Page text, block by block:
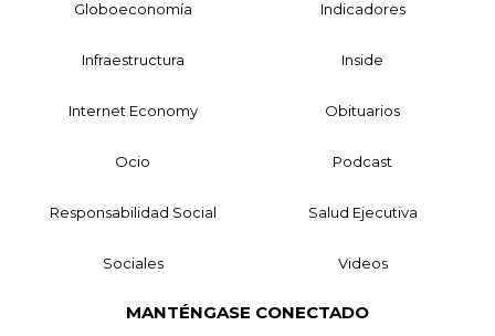
Globoeconomía Indicadores
Infraestructura Inside
Internet Economy Obituarios
Ocio Podcast
Responsabilidad Social Salud Ejecutiva
Sociales Videos
MANTÉNGASE CONECTADO